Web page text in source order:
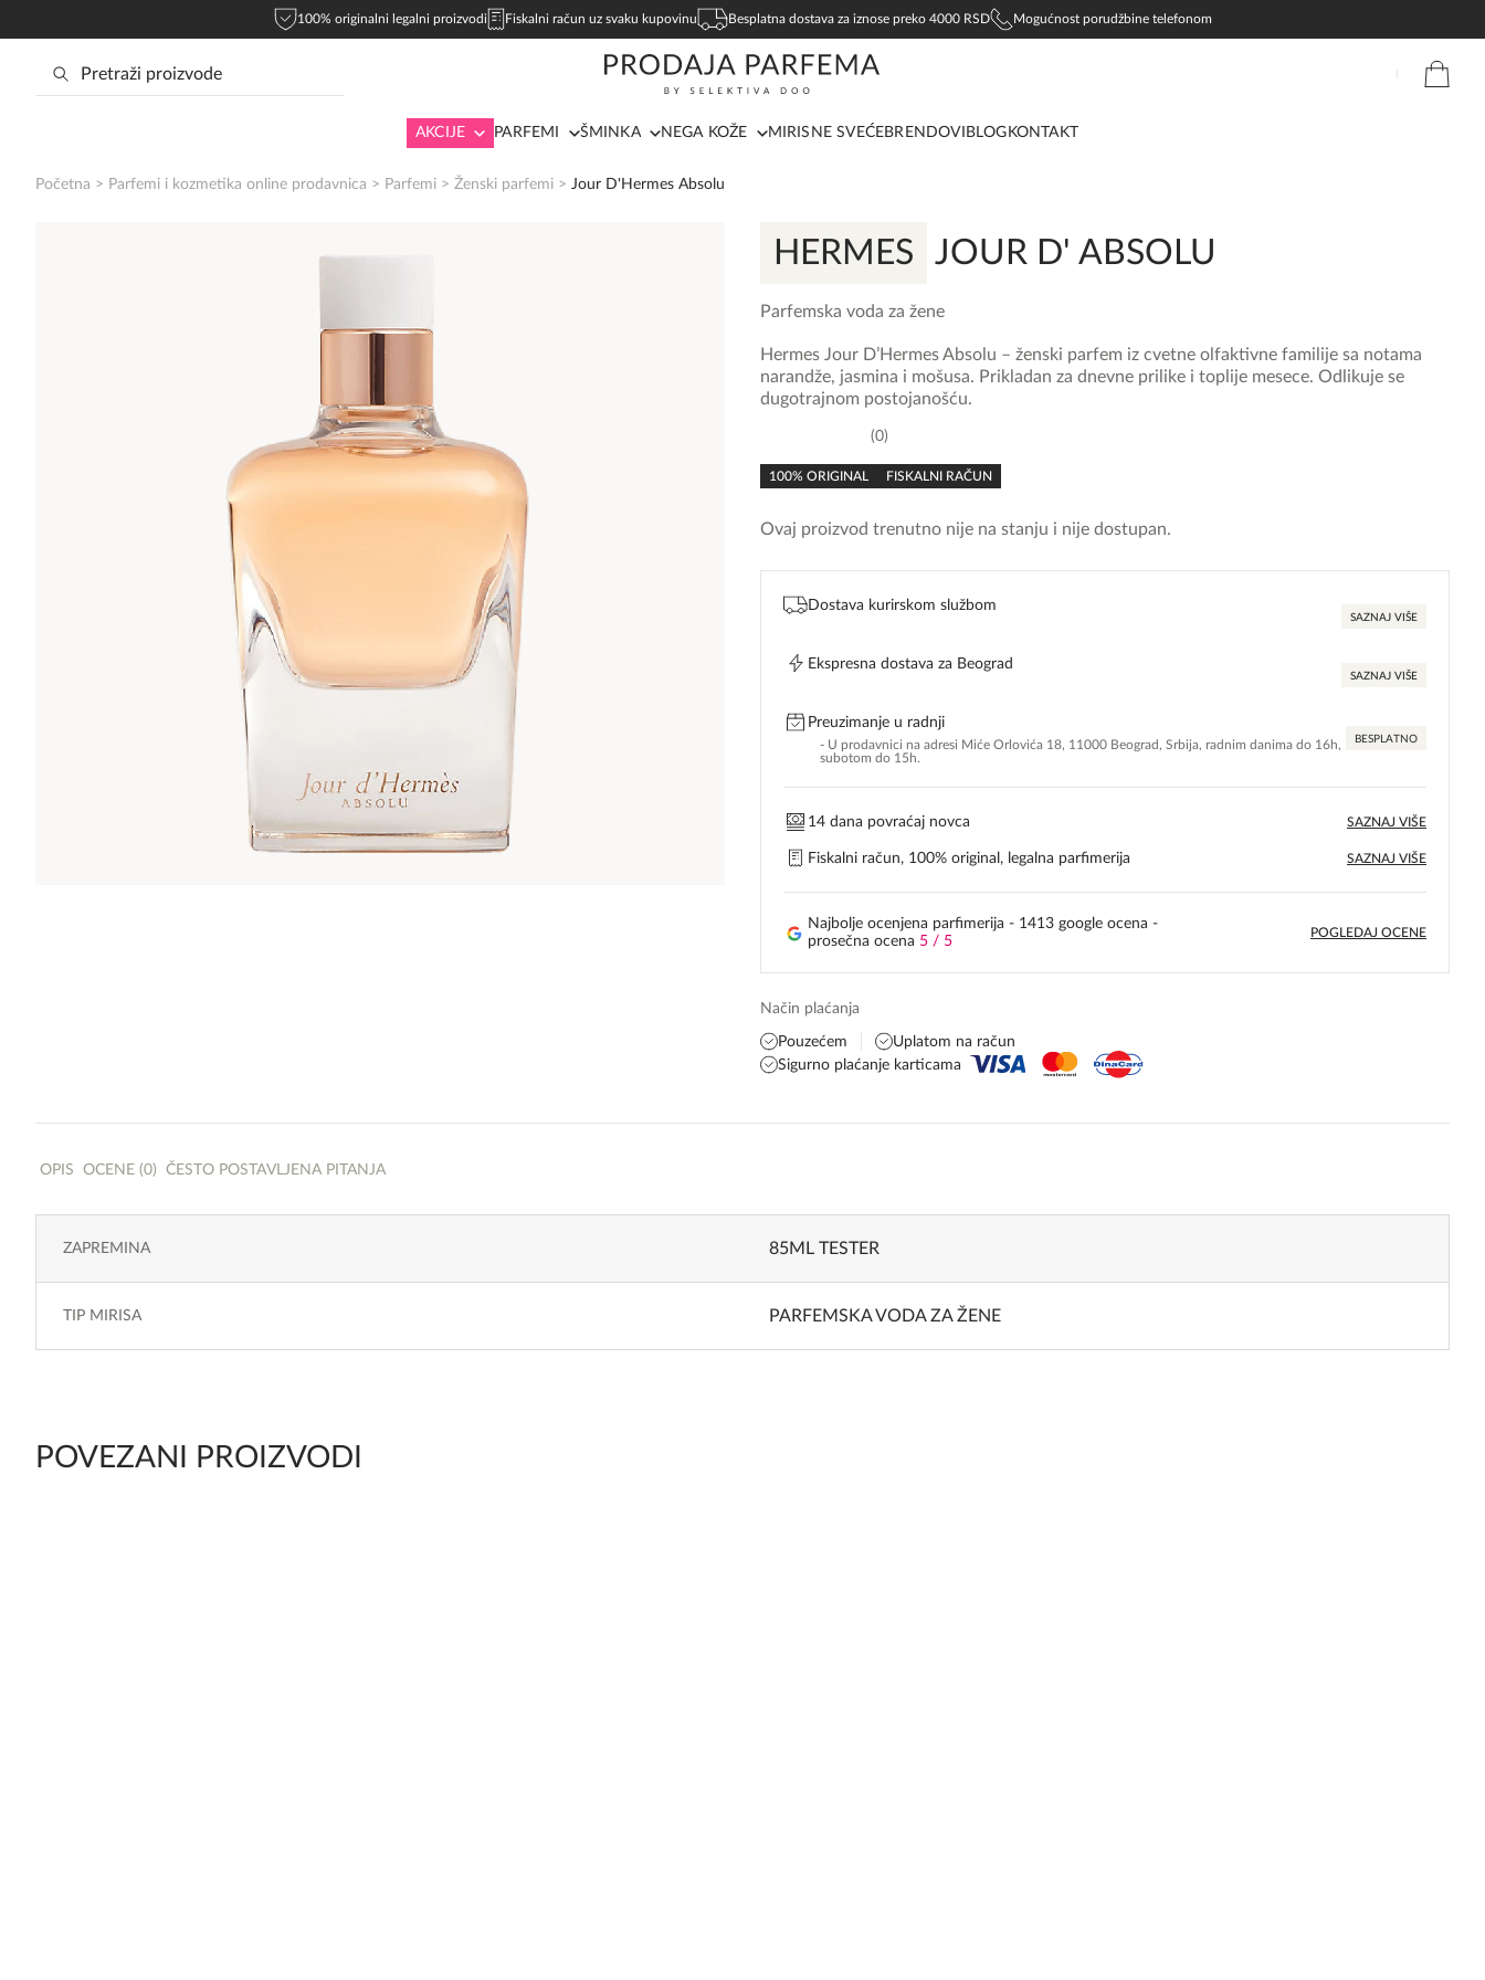
100% originalni legalni proizvodi Fiskalni račun uz svaku kupovinu Besplatna dostava za iznose preko 4000 RSD Mogućnost porudžbine telefonom
AKCIJE PARFEMI ŠMINKA NEGA KOŽE MIRISNE SVEĆEBRENDOVI BLOG KONTAKT
Početna > Parfemi i kozmetika online prodavnica > Parfemi > Ženski parfemi > Jour D'Hermes Absolu
HERMES JOUR D' ABSOLU
Parfemska voda za žene
rating
0
100% ORIGINAL FISKALNI RAČUN
Hermes Jour D’Hermes Absolu – ženski parfem iz cvetne olfaktivne familije sa notama
narandže, jasmina i mošusa. Prikladan za dnevne prilike i toplije mesece. Odlikuje se
dugotrajnom postojanošću.
Ovaj proizvod trenutno nije na stanju i nije dostupan.
Dostava kurirskom službom
SAZNAJ VIŠE
Ekspresna dostava za Beograd
SAZNAJ VIŠE
Preuzimanje u radnji
- U prodavnici na adresi Miće Orlovića 18, 11000 Beograd, Srbija, radnim danima do 16h,
subotom do 15h.
BESPLATNO
14 dana povraćaj novca SAZNAJ VIŠE
Fiskalni račun, 100% original, legalna parfimerija SAZNAJ VIŠE
Najbolje ocenjena parfimerija - 1413 google ocena -
prosečna ocena 5 / 5
POGLEDAJ OCENE
Način plaćanja
Pouzećem
Uplatom na račun
Sigurno plaćanje karticama
OPIS OCENE (0) ČESTO POSTAVLJENA PITANJA
ZAPREMINA 85ML TESTER
TIP MIRISA PARFEMSKA VODA ZA ŽENE
POVEZANI PROIZVODI